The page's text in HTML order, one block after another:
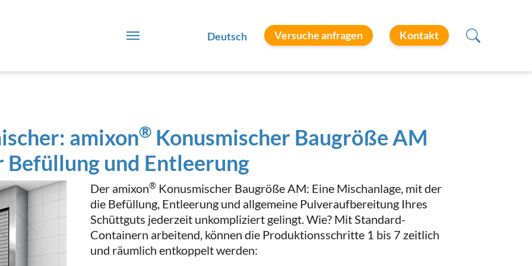
Deutsch Versuche anfragen Kontakt
amixon® Konusmischer Baugröße AM
und Entleerung
Der amixon® Konusmischer Baugröße AM: Eine Mischanlage, mit der
die Befüllung, Entleerung und allgemeine Pulveraufbereitung Ihres
Schüttguts jederzeit unkompliziert gelingt. Wie? Mit Standard-
Containern arbeitend, können die Produktionsschritte 1 bis 7 zeitlich
und räumlich entkoppelt werden: